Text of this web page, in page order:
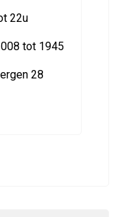
22u
tot 1945
28